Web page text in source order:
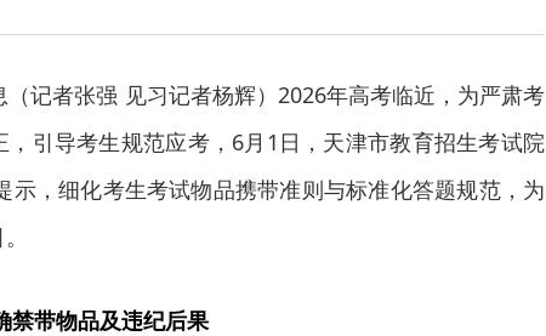
记者张强 见习记者杨辉）2026年高考临近，为严肃考
，引导考生规范应考，6月1日，天津市教育招生考试院
示，细化考生考试物品携带准则与标准化答题规范，为
禁带物品及违纪后果